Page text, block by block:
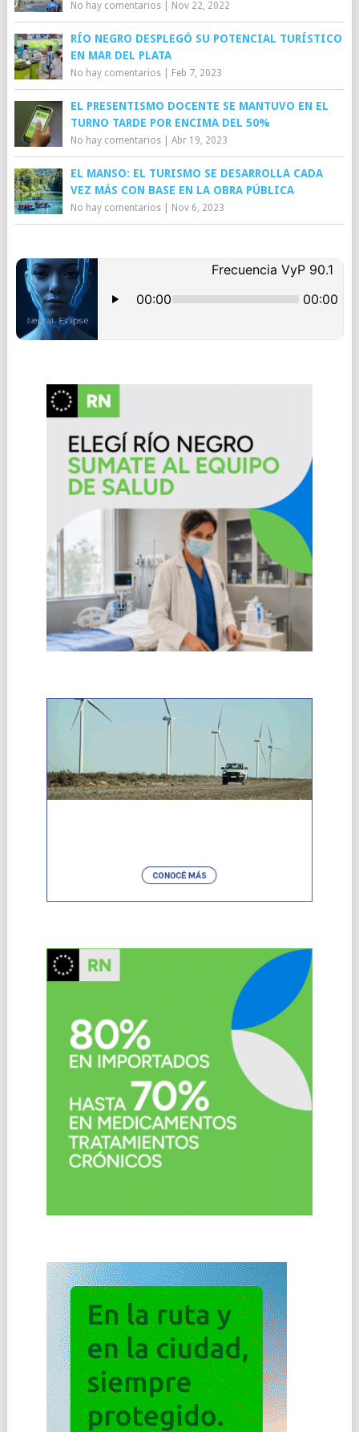
No hay comentarios| Nov 22, 2022
RÍO NEGRO DESPLEGÓ SU POTENCIAL TURÍSTICO
EN MAR DEL PLATA
No hay comentarios| Feb 7, 2023
EL PRESENTISMO DOCENTE SE MANTUVO EN EL
TURNO TARDE POR ENCIMA DEL 50%
No hay comentarios| Abr 19, 2023
EL MANSO: EL TURISMO SE DESARROLLA CADA
VEZ MÁS CON BASE EN LA OBRA PÚBLICA
No hay comentarios| Nov 6, 2023